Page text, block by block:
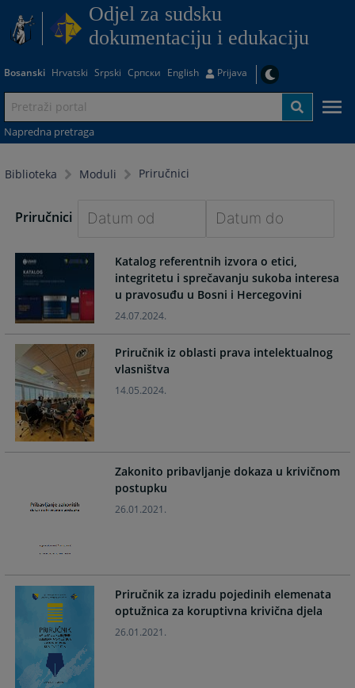
Odjel za sudsku
dokumentaciju i edukaciju
Bosanski Hrvatski Srpski Српски English Prijava
Napredna pretraga
Biblioteka Moduli Priručnici
Priručnici
forward
interact
with
the
calendar
and
select
a
date.
Press
the
question
key
keyboard
shortcuts
changing
dates.
forward
to
interact
the
calendar
the
question
keyboard
shortcuts
for
Katalog referentnih izvora o etici,
integritetu i sprečavanju sukoba interesa
u pravosuđu u Bosni i Hercegovini
24.07.2024.
Priručnik iz oblasti prava intelektualnog
vlasništva
14.05.2024.
Zakonito pribavljanje dokaza u krivičnom
postupku
26.01.2021.
Priručnik za izradu pojedinih elemenata
optužnica za koruptivna krivična djela
26.01.2021.